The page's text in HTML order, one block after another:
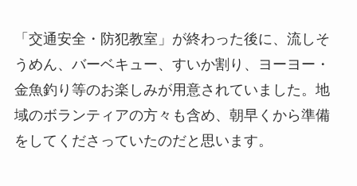
「交通安全・防犯教室」が終わった後に、流しそ
うめん、バーベキュー、すいか割り、ヨーヨー・
金魚釣り等のお楽しみが用意されていました。地
域のボランティアの方々も含め、朝早くから準備
をしてくださっていたのだと思います。